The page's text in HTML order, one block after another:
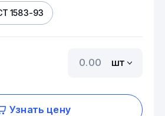
1583-93
шт
Узнать цену